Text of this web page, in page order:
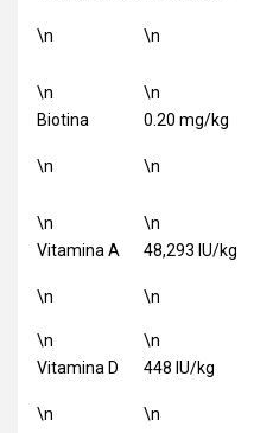
\n \n
\n
Biotina
\n
\n
0.20 mg/kg
\n
\n
Vitamina A
\n
\n
48,293 IU/kg
\n
\n
Vitamina D
\n
\n
448 IU/kg
\n